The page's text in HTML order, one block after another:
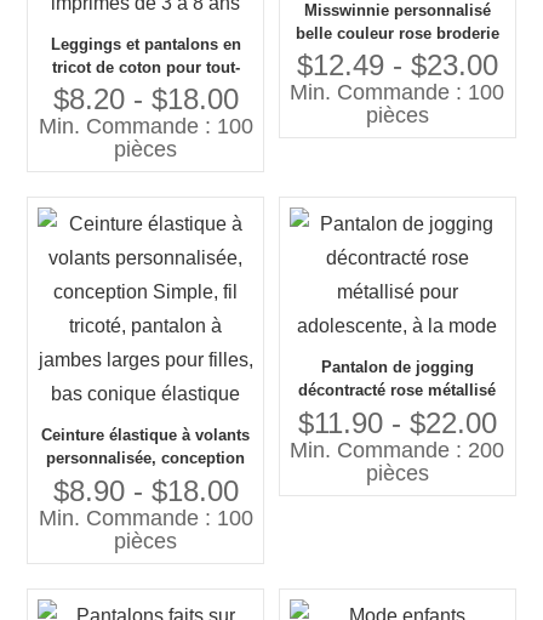
Leggings et pantalons en
tricot de coton pour tout-
petits, pantalons doux et
extensibles imprimés de 3 à
8 ans
$8.20 - $18.00
Min. Commande : 100
pièces
Misswinnie personnalisé
belle couleur rose broderie
enfants filles jean
$12.49 - $23.00
Min. Commande : 100
pièces
Ceinture élastique à volants
personnalisée, conception
Simple, fil tricoté, pantalon
à jambes larges pour filles,
bas conique élastique
$8.90 - $18.00
Min. Commande : 100
pièces
Pantalon de jogging
décontracté rose métallisé
pour adolescente, à la mode
$11.90 - $22.00
Min. Commande : 200
pièces